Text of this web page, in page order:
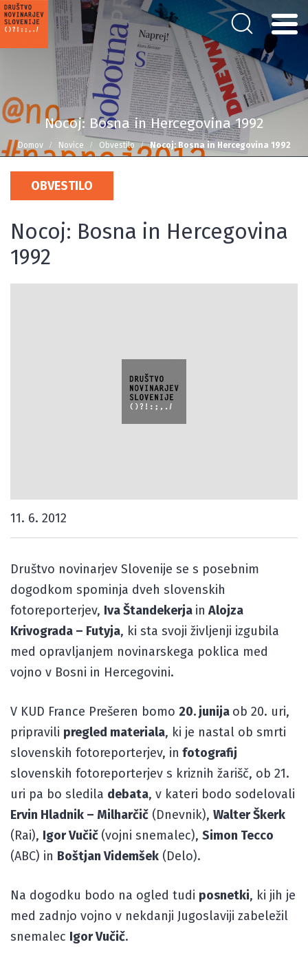
Nocoj: Bosna in Hercegovina 1992
Domov Novice Obvestilo Nocoj: Bosna in Hercegovina 1992
OBVESTILO
Nocoj: Bosna in Hercegovina
1992
11. 6. 2012
Društvo novinarjev Slovenije se s posebnim
dogodkom spominja dveh slovenskih
fotoreporterjev, Iva Štandekerja in Alojza
Krivograda – Futyja, ki sta svoji življenji izgubila
med opravljanjem novinarskega poklica med
vojno v Bosni in Hercegovini.
V KUD France Prešeren bomo 20. junija ob 20. uri,
pripravili pregled materiala, ki je nastal ob smrti
slovenskih fotoreporterjev, in fotografij
slovenskih fotoreporterjev s kriznih žarišč, ob 21.
uri pa bo sledila debata, v kateri bodo sodelovali
Ervin Hladnik – Milharčič (Dnevnik), Walter Škerk
(Rai), Igor Vučič (vojni snemalec), Simon Tecco
(ABC) in Boštjan Videmšek (Delo).
Na dogodku bodo na ogled tudi posnetki, ki jih je
med zadnjo vojno v nekdanji Jugoslaviji zabeležil
snemalec Igor Vučič.